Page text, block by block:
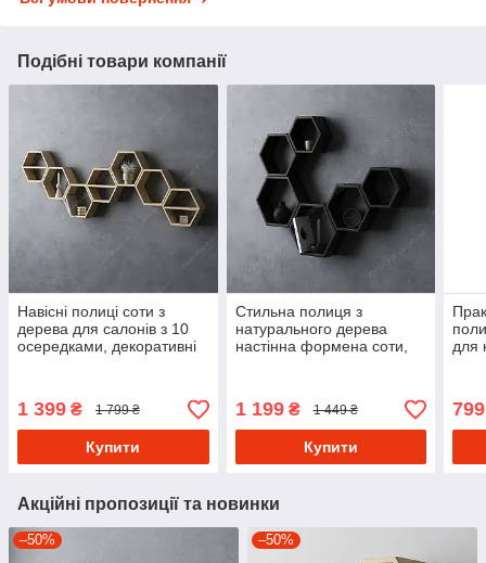
Подібні товари компанії
Навісні полиці соти з
дерева для салонів з 10
осередками, декоративні
1 399 ₴ 1 799 ₴
Купити
Стильна полиця з
натурального дерева
настінна формена соти,
1 199₴ 1 449 ₴
Купити
для
799
Акційні пропозиції та новинки
–50% –50%